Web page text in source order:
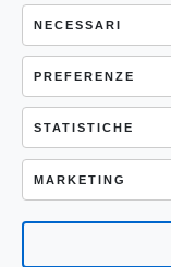
NECESSARI
PREFERENZE
STATISTICHE
MARKETING
giornalistica di
Registrazione
Capua
ISSN 3103-4683
P.IVA:
Sede Legale:
NERONI 11 CAP